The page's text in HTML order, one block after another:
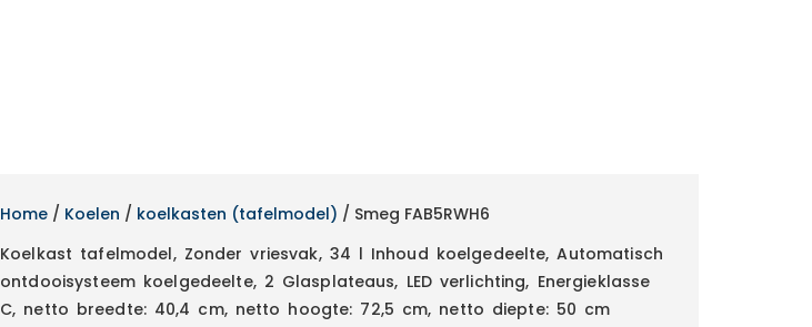
Home / Koelen / koelkasten (tafelmodel) / Smeg FAB5RWH6
Koelkast tafelmodel, Zonder vriesvak, 34 l Inhoud koelgedeelte, Automatisch
ontdooisysteem koelgedeelte, 2 Glasplateaus, LED verlichting, Energieklasse
C, netto breedte: 40,4 cm, netto hoogte: 72,5 cm, netto diepte: 50 cm